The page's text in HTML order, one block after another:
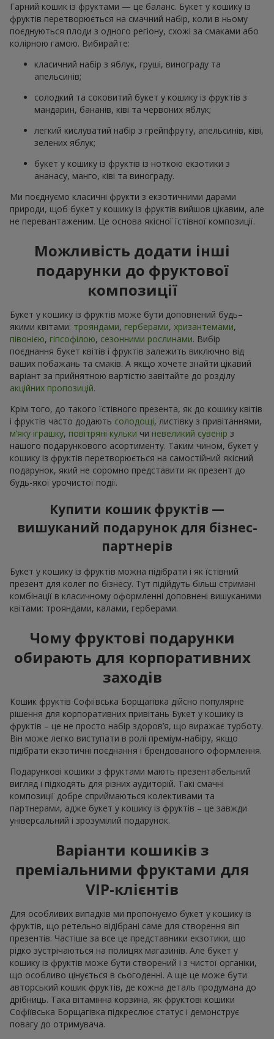
Гарний кошик із фруктами — це баланс. Букет у кошику із
фруктів перетворюється на смачний набір, коли в ньому
поєднуються плоди з одного регіону, схожі за смаками або
колірною гамою. Вибирайте:
класичний набір з яблук, груші, винограду та
апельсинів;
солодкий та соковитий букет у кошику із фруктів з
мандарин, бананів, ківі та червоних яблук;
легкий кислуватий набір з грейпфруту, апельсинів, ківі,
зелених яблук;
букет у кошику із фруктів із ноткою екзотики з
ананасу, манго, ківі та винограду.
Ми поєднуємо класичні фрукти з екзотичними дарами
природи, щоб букет у кошику із фруктів вийшов цікавим, але
не перевантаженим. Це основа якісної їстівної композиції.
Можливість додати інші
подарунки до фруктової
композиції
Букет у кошику із фруктів може бути доповнений будь–
якими квітами: трояндами, герберами, хризантемами,
півонією, гіпсофілою, сезонними рослинами. Вибір
поєднання букет квітів і фруктів залежить виключно від
ваших побажань та смаків. А якщо хочете знайти цікавий
варіант за прийнятною вартістю завітайте до розділу
акційних пропозицій.
Крім того, до такого їстівного презента, як до кошику квітів
і фруктів часто додають солодощі, листівку з привітаннями,
м’яку іграшку, повітряні кульки чи невеликий сувенір з
нашого подарункового асортименту. Таким чином, букет у
кошику із фруктів перетворюється на самостійний якісний
подарунок, який не соромно представити як презент до
будь-якої урочистої події.
Купити кошик фруктів —
вишуканий подарунок для бізнес-
партнерів
Букет у кошику із фруктів можна підібрати і як їстівний
презент для колег по бізнесу. Тут підійдуть більш стримані
комбінації в класичному оформленні доповнені вишуканими
квітами: трояндами, калами, герберами.
Чому фруктові подарунки
обирають для корпоративних
заходів
Кошик фруктів Софіївська Борщагівка дійсно популярне
рішення для корпоративних привітань Букет у кошику із
фруктів – це не просто набір здоров’я, що виражає турботу.
Він може легко виступати в ролі преміум-набіру, якщо
підібрати екзотичні поєднання і брендованого оформлення.
Подарункові кошики з фруктами мають презентабельний
вигляд і підходять для різних аудиторій. Такі смачні
композиції добре сприймаються колективами та
партнерами, адже букет у кошику із фруктів – це завжди
універсальний і зрозумілий подарунок.
Варіанти кошиків з
преміальними фруктами для
VIP-клієнтів
Для особливих випадків ми пропонуємо букет у кошику із
фруктів, що ретельно відібрані саме для створення віп
презентів. Частіше за все це представники екзотики, що
рідко зустрічаються на полицях магазинів. Але букет у
кошику із фруктів може бути створений і з чистої органіки,
що особливо цінується в сьогоденні. А ще це може бути
авторський кошик фруктів, де кожна деталь продумана до
дрібниць. Така вітамінна корзина, як фруктові кошики
Софіївська Борщагівка підкреслює статус і демонструє
повагу до отримувача.